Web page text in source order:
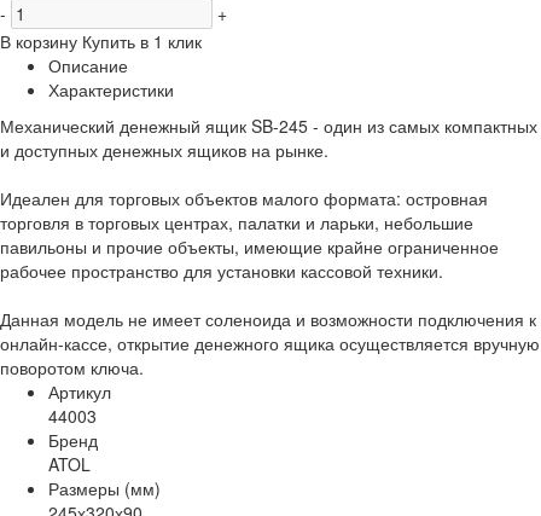
-
+
В корзину Купить в 1 клик
Описание
Характеристики
Механический денежный ящик SB-245 - один из самых компактных
и доступных денежных ящиков на рынке.
Идеален для торговых объектов малого формата: островная
торговля в торговых центрах, палатки и ларьки, небольшие
павильоны и прочие объекты, имеющие крайне ограниченное
рабочее пространство для установки кассовой техники.
Данная модель не имеет соленоида и возможности подключения к
онлайн-кассе, открытие денежного ящика осуществляется вручную
поворотом ключа.
Артикул
44003
Бренд
ATOL
Размеры (мм)